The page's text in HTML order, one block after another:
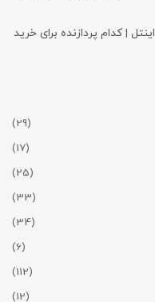
تفاوت لپتاپ های Core Ultra با نسل ۱۳ اینتل | کدام پردازنده برای خرید
(29)
(17)
(25)
(33)
(34)
(6)
(112)
(12)